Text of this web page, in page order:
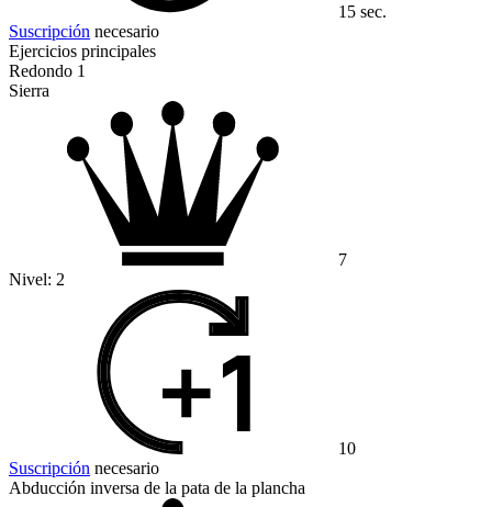
15 sec.
Suscripción necesario
Ejercicios principales
Redondo 1
Sierra
7
Nivel: 2
10
Suscripción necesario
Abducción inversa de la pata de la plancha